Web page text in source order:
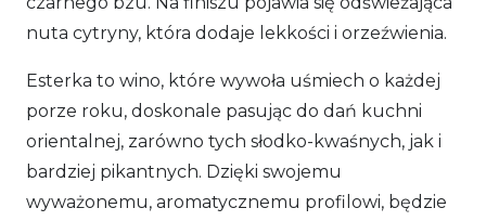
nuta cytryny, która dodaje lekkości i orzeźwienia.
Esterka to wino, które wywoła uśmiech o każdej
porze roku, doskonale pasując do dań kuchni
orientalnej, zarówno tych słodko-kwaśnych, jak i
bardziej pikantnych. Dzięki swojemu
wyważonemu, aromatycznemu profilowi, będzie